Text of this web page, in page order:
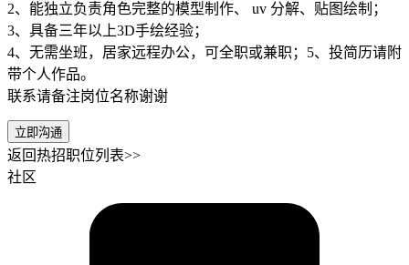
2、能独立负责角色完整的模型制作、 uv 分解、贴图绘制；
3、具备三年以上3D手绘经验；
4、无需坐班，居家远程办公，可全职或兼职；5、投简历请附
带个人作品。
联系请备注岗位名称谢谢
立即沟通
返回热招职位列表>>
社区